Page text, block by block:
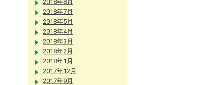
2018年8月
2018年7月
2018年5月
2018年4月
2018年3月
2018年2月
2018年1月
2017年12月
2017年9月